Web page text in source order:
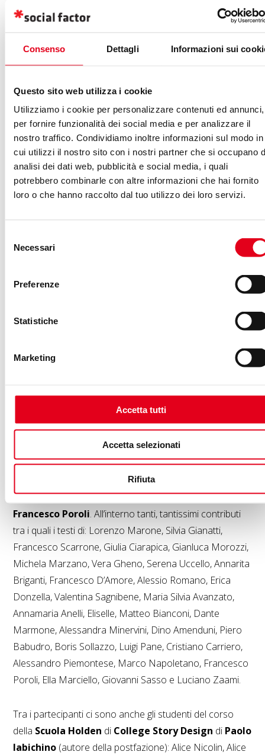
Consenso Dettagli Informazioni sui
Questo sito web utilizza i cookie
Utilizziamo i cookie per personalizzare contenuti ed annunci,
per fornire funzionalità dei social media e per analizzare il
nostro traffico. Condividiamo inoltre informazioni sul modo in
cui utilizzi il nostro sito con i nostri partner che si occupano
analisi dei dati web, pubblicità e social media, i quali
potrebbero combinarle con altre informazioni che hai fornito
loro o che hanno raccolto dal tuo utilizzo dei loro servizi.
delNecessari
Preferenze
Statistiche
Marketing
Accetta tutti
Accetta selezionati
Rifiuta
io che mi preparo da una vita all’apocalisse zombie. Eh,
mondo ovattato e in quarantena. Tutto può succedere.
sincero: quando tutto è iniziato combattevo al telefono il
pessimismo cosmico di mio padre e l’idea di una vita in
quarantena. Ho dovuto ricredermi con il passare dei
giorni, ma sono riuscito a trovare nuove strade per
vivere il lockdown che segnerà per sempre i nostri
ricordi. Mi rimane solo un dubbio, mentre aspetto “le
cose che ci mancano e ritroveremo presto “.
del lettore.
Mi piace pensare che sì, qualcosa avremo imparato. Tra
i racconti si ride, si piange, si può addirittura riflettere. Ma
è tra le pareti di casa che si sta consumando la reale
troveremo nella prossima normalità.
Autori e partecipazioni
“Come l’aria. Cose che ci mancano e ci
“, disponibile all’acquisto su
Amazon, presenta una copertina disegnata da
Francesco Poroli. All’interno tanti, tantissimi contributi
tra i quali i testi di: Lorenzo Marone, Silvia Gianatti,
Francesco Scarrone, Giulia Ciarapica, Gianluca Morozzi,
Michela Marzano, Vera Gheno, Serena Uccello, Annarita
Briganti, Francesco D’Amore, Alessio Romano, Erica
Donzella, Valentina Sagnibene, Maria Silvia Avanzato,
Annamaria Anelli, Eliselle, Matteo Bianconi, Dante
Marmone, Alessandra Minervini, Dino Amenduni, Piero
Babudro, Boris Sollazzo, Luigi Pane, Cristiano Carriero,
Alessandro Piemontese, Marco Napoletano, Francesco
Poroli, Ella Marciello, Giovanni Sasso e Luciano Zaami.
Tra i partecipanti ci sono anche gli studenti del corso
della Scuola Holden di College Story Design di Paolo
Iabichino (autore della postfazione): Alice Nicolin, Alice